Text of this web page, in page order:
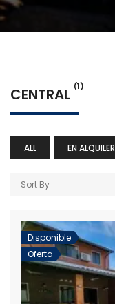
CENTRAL (1)
ALL EN ALQUILER
Sort By
Disponible
Oferta